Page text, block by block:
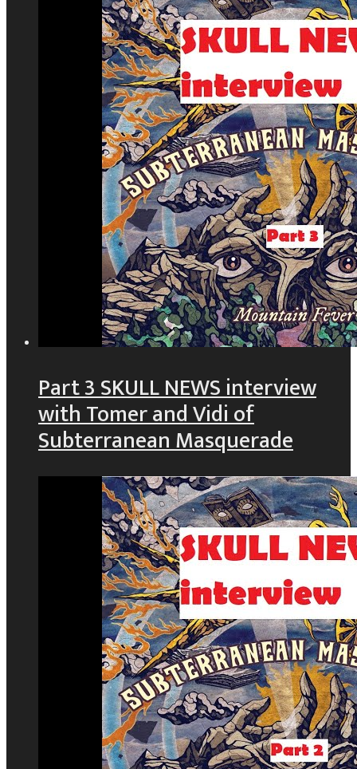
Part 3 SKULL NEWS interview
with Tomer and Vidi of
Subterranean Masquerade